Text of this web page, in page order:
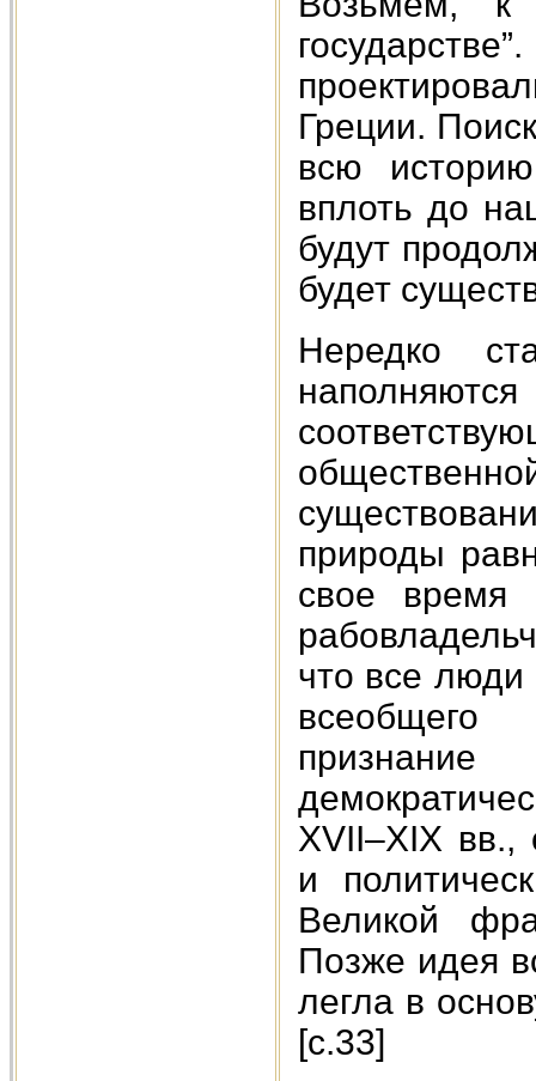
Греции.
всю
вплоть до
будут
будет
Нередко
природы
свое время
что все люди
всеобщего
XVII–XIX вв.,
и
Великой
Позже идея
легла в
[c.33]